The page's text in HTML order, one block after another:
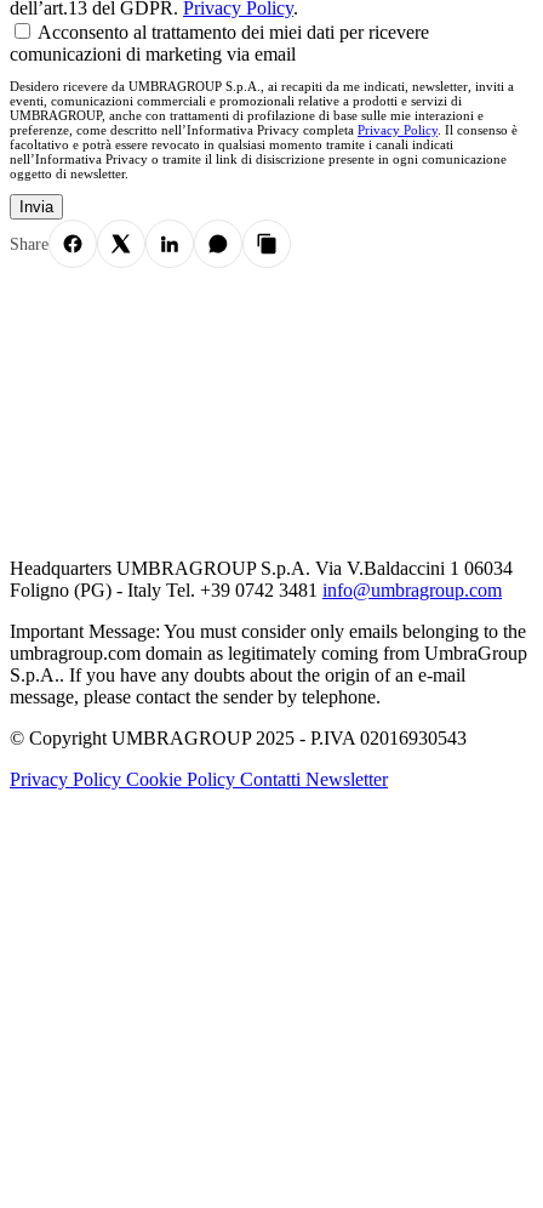
dell’art.13 del GDPR. Privacy Policy.
Acconsento al trattamento dei miei dati per ricevere
comunicazioni di marketing via email
Desidero ricevere da UMBRAGROUP S.p.A., ai recapiti da me indicati, newsletter, inviti a
eventi, comunicazioni commerciali e promozionali relative a prodotti e servizi di
UMBRAGROUP, anche con trattamenti di profilazione di base sulle mie interazioni e
preferenze, come descritto nell’Informativa Privacy completa Privacy Policy. Il consenso è
facoltativo e potrà essere revocato in qualsiasi momento tramite i canali indicati
nell’Informativa Privacy o tramite il link di disiscrizione presente in ogni comunicazione
oggetto di newsletter.
Invia
Share
Headquarters UMBRAGROUP S.p.A. Via V.Baldaccini 1 06034
Foligno (PG) - Italy Tel. +39 0742 3481 info@umbragroup.com
Important Message: You must consider only emails belonging to the
umbragroup.com domain as legitimately coming from UmbraGroup
S.p.A.. If you have any doubts about the origin of an e-mail
message, please contact the sender by telephone.
© Copyright UMBRAGROUP 2025 - P.IVA 02016930543
Privacy Policy Cookie Policy Contatti Newsletter